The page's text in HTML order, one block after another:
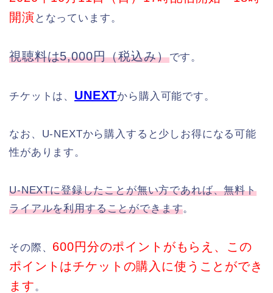
開演 となっています。
視聴料は5,000円（税込み）です。
チケットは、 UNEXTから購入可能です。
なお、U-NEXTから購入すると少しお得になる可能
性があります。
U-NEXTに登録したことが無い方であれば、無料ト
ライアルを利用することができます。
その際、 600円分のポイントがもらえ、この
ポイントはチケットの購入に使うことができ
ます。